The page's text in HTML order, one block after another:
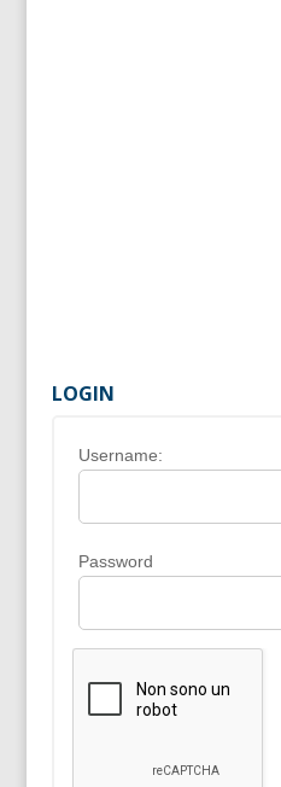
LOGIN
Username:
Password